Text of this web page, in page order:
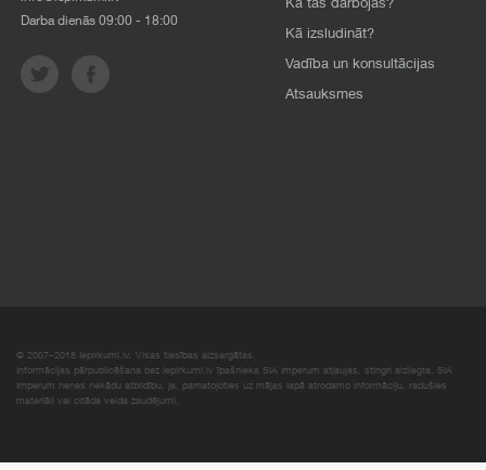
Darba dienās 09:00 - 18:00
Kā tas darbojas?
Kā izsludināt?
Vadība un konsultācijas
Atsauksmes
© 2007–2018 Iepirkumi.lv. Visas tiesības aizsargātas.
Informācijas pārpublicēšana bez iepirkumi.lv īpašnieka SIA Imperum atļaujas, stingri aizliegta. SIA
Imperum nenes nekādu atbildību, ja, pamatojoties uz mājas lapā atrodamo informāciju, radušies
materiāli vai citāda veida zaudējumi.